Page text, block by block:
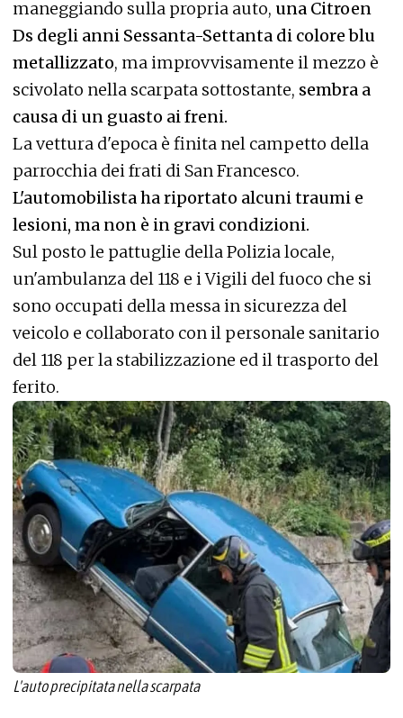
maneggiando sulla propria auto, una Citroen
Ds degli anni Sessanta-Settanta di colore blu
metallizzato, ma improvvisamente il mezzo è
scivolato nella scarpata sottostante, sembra a
causa di un guasto ai freni.
La vettura d'epoca è finita nel campetto della
parrocchia dei frati di San Francesco.
L'automobilista ha riportato alcuni traumi e
lesioni, ma non è in gravi condizioni.
Sul posto le pattuglie della Polizia locale,
un'ambulanza del 118 e i Vigili del fuoco che si
sono occupati della messa in sicurezza del
veicolo e collaborato con il personale sanitario
del 118 per la stabilizzazione ed il trasporto del
ferito.
L'auto precipitata nella scarpata